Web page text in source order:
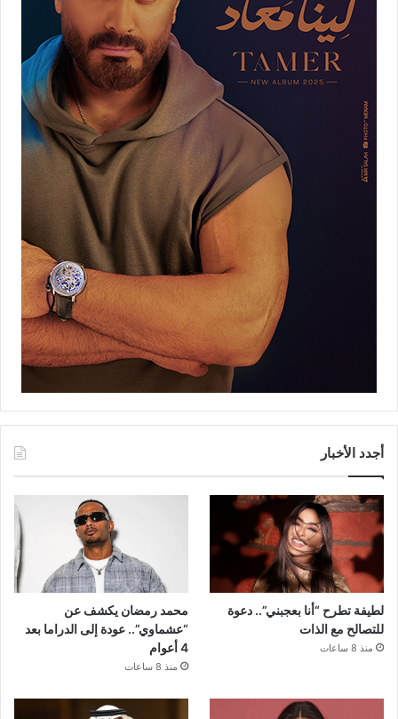
أجدد الأخبار
لطيفة تطرح “أنا بعجبني”.. دعوة
للتصالح مع الذات
منذ 8 ساعات
محمد رمضان يكشف عن
“عشماوي”.. عودة إلى الدراما بعد
4 أعوام
منذ 8 ساعات